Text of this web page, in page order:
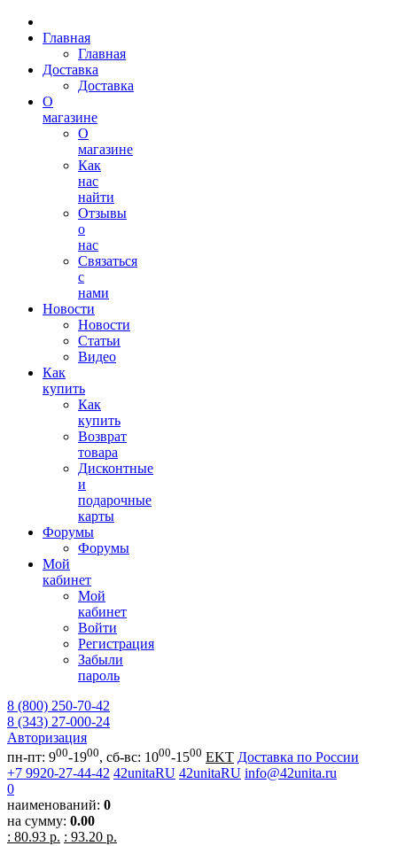
Главная
Главная
Доставка
Доставка
О
магазине
О
магазине
Как
нас
найти
Отзывы
о
нас
Связаться
с
нами
Новости
Новости
Статьи
Видео
Как
купить
Как
купить
Возврат
товара
Дисконтные
и
подарочные
карты
Форумы
Форумы
Мой
кабинет
Мой
кабинет
Войти
Регистрация
Забыли
пароль
8 (800) 250-70-42
8 (343) 27-000-24
Авторизация
пн-пт: 900-1900, сб-вс: 1000-1500 EKT Доставка по России
+7 9920-27-44-42 42unitaRU 42unitaRU info@42unita.ru
0
наименований: 0
на сумму: 0.00
: 80.93 р. : 93.20 р.